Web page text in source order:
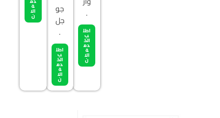
.
اطل
ب
الخ
دم
ة
الا
ن
جو
جل
.
اطل
ب
الخ
دم
ة
الا
ن
ة
الا
ن